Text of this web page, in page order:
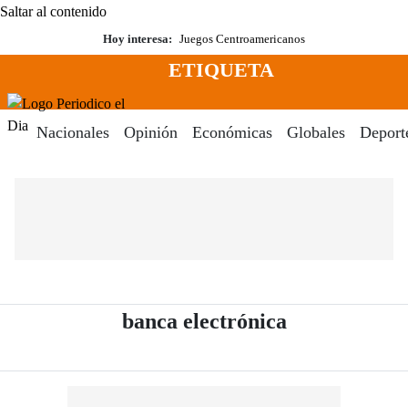
Saltar al contenido
Hoy interesa: Juegos Centroamericanos
Menú
ETIQUETA
Nacionales Opinión Económicas Globales
banca electrónica- Periódico